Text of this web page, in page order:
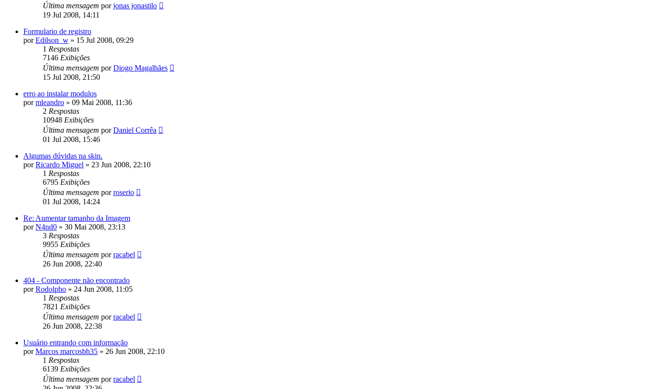
Última mensagem porjonas jonastilo
19 Jul 2008, 14:11
Formulario de registro
porEdilson_w » 15 Jul 2008, 09:29
1 Respostas
7146 Exibições
Última mensagem porDiogo Magalhães
15 Jul 2008, 21:50
erro ao instalar modulos
pormleandro » 09 Mai 2008, 11:36
2 Respostas
10948 Exibições
Última mensagem porDaniel Corrêa
01 Jul 2008, 15:46
Algumas dúvidas na skin.
porRicardo Miguel » 23 Jun 2008, 22:10
1 Respostas
6795 Exibições
Última mensagem porroserio
01 Jul 2008, 14:24
Re: Aumentar tamanho da Imagem
porN4nd0 » 30 Mai 2008, 23:13
3 Respostas
9955 Exibições
Última mensagem porracabel
26 Jun 2008, 22:40
404 - Componente não encontrado
porRodolpho » 24 Jun 2008, 11:05
1 Respostas
7821 Exibições
Última mensagem porracabel
26 Jun 2008, 22:38
Usuário entrando com informação
porMarcos marcosbh35 » 26 Jun 2008, 22:10
1 Respostas
6139 Exibições
Última mensagem porracabel